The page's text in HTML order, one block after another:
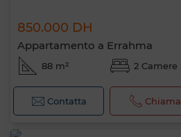
850.000 DH
Appartamento a Errahma
88 m² 2 Camere
Contatta Chiama